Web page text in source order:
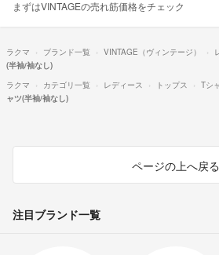
まずはVINTAGEの売れ筋価格をチェック
ラクマ ブランド一覧 VINTAGE（ヴィンテージ）
(半袖/袖なし)
ラクマ
カテゴリ一覧 レディース トップス Tシ
ャツ(半袖/袖なし)
ページの上へ戻る
注目ブランド一覧